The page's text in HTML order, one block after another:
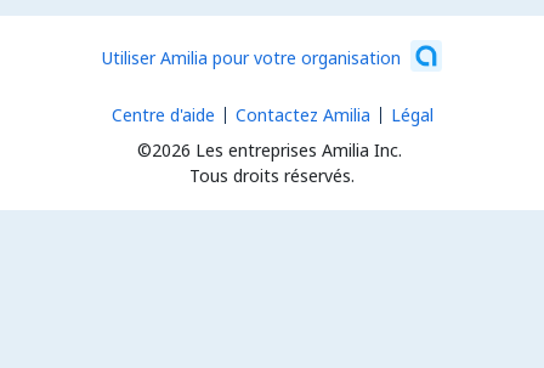
Utiliser Amilia pour votre organisation
©2026 Les entreprises Amilia Inc.
Tous droits réservés.
Centre d'aide Contactez Amilia Légal